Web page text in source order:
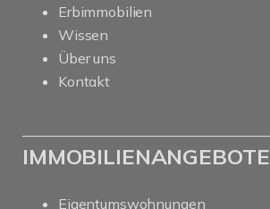
Erbimmobilien
Wissen
Über uns
Kontakt
IMMOBILIENANGEBOTE
Eigentumswohnungen